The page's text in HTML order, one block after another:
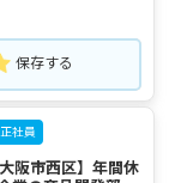
保存する
正社員
阪市西区】年間休